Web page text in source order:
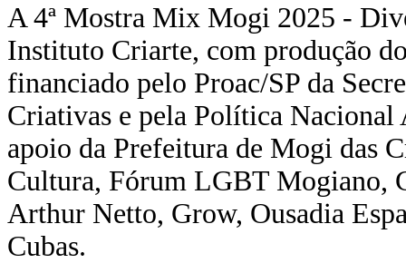
A 4ª Mostra Mix Mogi 2025 -
Instituto Criarte, com produção
financiado pelo Proac/SP da
Criativas e pela Política
apoio da Prefeitura de Mogi das
Cultura, Fórum LGBT Mogiano,
Arthur Netto, Grow, Ousadia
Cubas.